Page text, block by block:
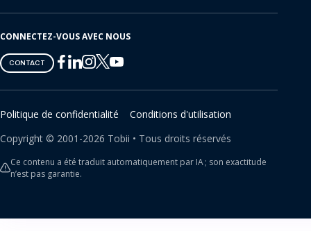
CONNECTEZ-VOUS AVEC NOUS
CONTACT
Tobii
on
Facebook
Tobii
on
Linkedin
Tobii
on
Instagram
Tobii
on
Twitter
Tobii
on
Youtube
Politique de confidentialité
Conditions d'utilisation
Copyright © 2001-2026 Tobii • Tous droits réservés
Ce contenu a été traduit automatiquement par IA ; son exactitude
n’est pas garantie.